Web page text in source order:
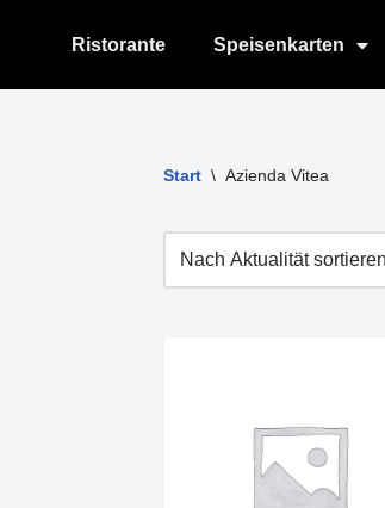
Inhalt
Ristorante Speisenkarten
Start \ Azienda Vitea